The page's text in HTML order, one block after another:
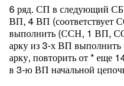
6 ряд. СП в следующий
ВП, 4 ВП (соответствует
выполнить (ССН, 1 ВП,
арку из 3-х ВП
арку, повторить от * еще
в 3-ю ВП начальной